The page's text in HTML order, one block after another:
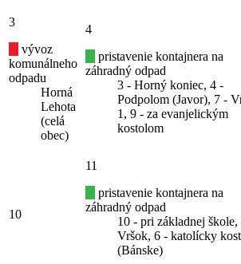
3
vývoz
komunálneho
odpadu
Horná
Lehota
(celá
obec)
4
pristavenie kontajnera na
záhradný odpad
3 - Horný koniec, 4 -
Podpolom (Javor), 7 -
1, 9 - za evanjelickým
kostolom
10
11
pristavenie kontajnera na
záhradný odpad
10 - pri základnej škole,
Vršok, 6 - katolícky
(Bánske)